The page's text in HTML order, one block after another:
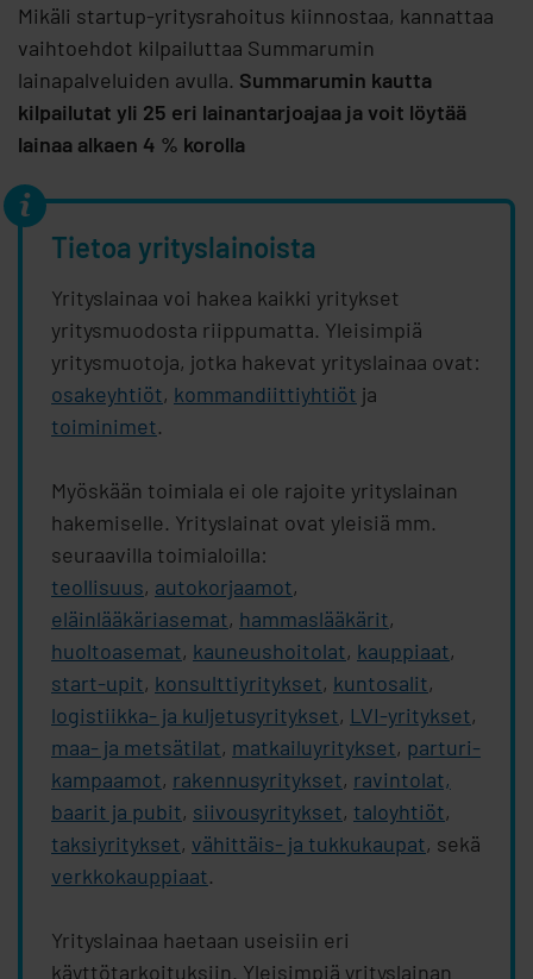
Mikäli startup-yritysrahoitus kiinnostaa, kannattaa
vaihtoehdot kilpailuttaa Summarumin
lainapalveluiden avulla. Summarumin kautta
kilpailutat yli 25 eri lainantarjoajaa ja voit löytää
lainaa alkaen 4 % korolla
Tietoa yrityslainoista
Yrityslainaa voi hakea kaikki yritykset
yritysmuodosta riippumatta. Yleisimpiä
yritysmuotoja, jotka hakevat yrityslainaa ovat:
osakeyhtiöt, kommandiittiyhtiöt ja
toiminimet.
Myöskään toimiala ei ole rajoite yrityslainan
hakemiselle. Yrityslainat ovat yleisiä mm.
seuraavilla toimialoilla:
teollisuus, autokorjaamot,
eläinlääkäriasemat, hammaslääkärit,
huoltoasemat, kauneushoitolat, kauppiaat,
start-upit, konsulttiyritykset, kuntosalit,
logistiikka- ja kuljetusyritykset, LVI-yritykset,
maa- ja metsätilat, matkailuyritykset, parturi-
kampaamot, rakennusyritykset, ravintolat,
baarit ja pubit, siivousyritykset, taloyhtiöt,
taksiyritykset, vähittäis- ja tukkukaupat, sekä
verkkokauppiaat.
Yrityslainaa haetaan useisiin eri
käyttötarkoituksiin. Yleisimpiä yrityslainan